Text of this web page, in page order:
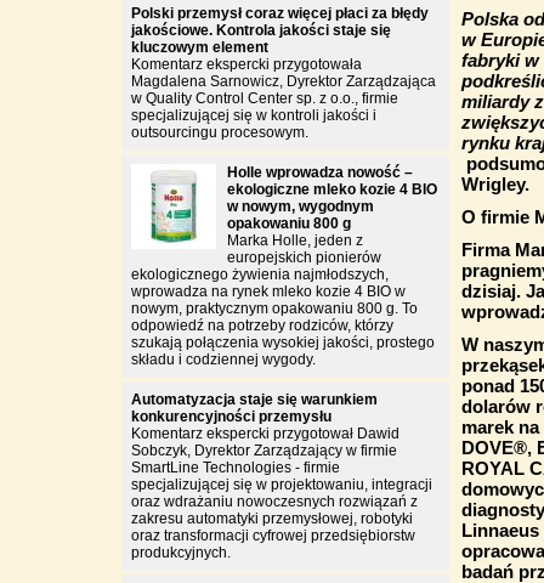
Polska
w
fabryki w
miliardy
rynku
Wrigley.
O firmie
Firma
dzisiaj.
W
ponad
dolarów
marek
DOVE®,
ROYAL
badań
Polski przemysł coraz więcej płaci za błędy
jakościowe. Kontrola jakości staje się
kluczowym element
Komentarz ekspercki przygotowała
Magdalena Sarnowicz, Dyrektor Zarządzająca
w Quality Control Center sp. z o.o., firmie
specjalizującej się w kontroli jakości i
outsourcingu procesowym.
Holle wprowadza nowość –
ekologiczne mleko kozie 4 BIO
w nowym, wygodnym
opakowaniu 800 g
Marka Holle, jeden z
europejskich pionierów
ekologicznego żywienia najmłodszych,
wprowadza na rynek mleko kozie 4 BIO w
nowym, praktycznym opakowaniu 800 g. To
odpowiedź na potrzeby rodziców, którzy
szukają połączenia wysokiej jakości, prostego
składu i codziennej wygody.
Automatyzacja staje się warunkiem
konkurencyjności przemysłu
Komentarz ekspercki przygotował Dawid
Sobczyk, Dyrektor Zarządzający w firmie
SmartLine Technologies - firmie
specjalizującej się w projektowaniu, integracji
oraz wdrażaniu nowoczesnych rozwiązań z
zakresu automatyki przemysłowej, robotyki
oraz transformacji cyfrowej przedsiębiorstw
produkcyjnych.